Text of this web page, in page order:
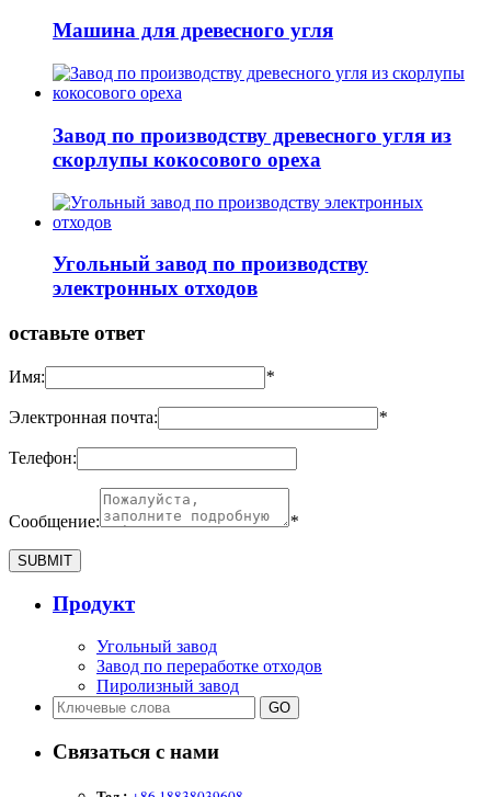
Машина для древесного угля
Завод по производству древесного угля из
скорлупы кокосового ореха
Угольный завод по производству
электронных отходов
оставьте ответ
Имя: *
Электронная почта: *
Телефон:
Сообщение: *
Продукт
Угольный завод
Завод по переработке отходов
Пиролизный завод
Связаться с нами